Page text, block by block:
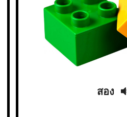
สอง